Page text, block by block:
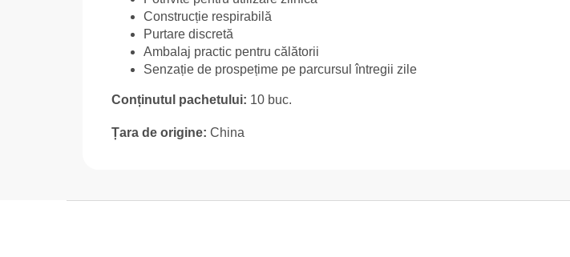
Construcție respirabilă
Purtare discretă
Ambalaj practic pentru călătorii
Senzație de prospețime pe parcursul întregii zile
Conținutul pachetului: 10 buc.
Țara de origine: China